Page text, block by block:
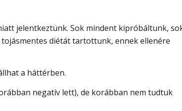
jelentkeztünk. Sok mindent kipróbáltunk,
diétát tartottunk, ennek ellenére
a háttérben.
negatív lett), de korábban nem tudtuk